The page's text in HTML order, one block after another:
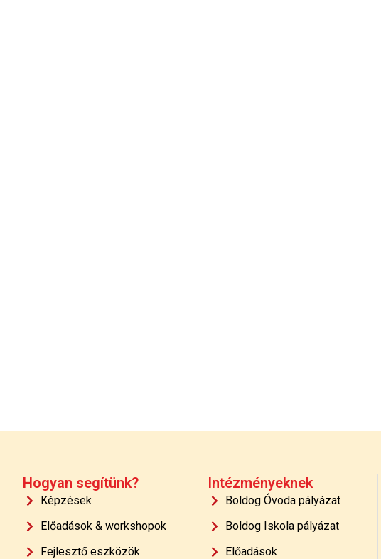
Hogyan segítünk?
Képzések
Előadások & workshopok
Fejlesztő eszközök
Intézményeknek
Boldog Óvoda pályázat
Boldog Iskola pályázat
Előadások